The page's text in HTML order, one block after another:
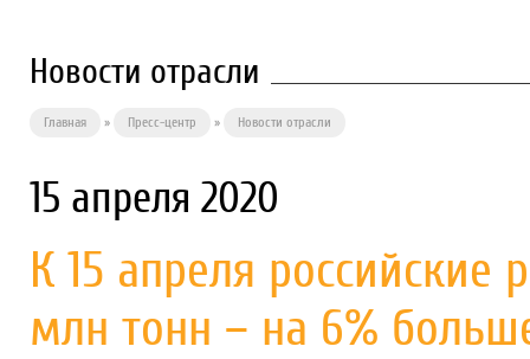
Новости отрасли
Главная » Пресс-центр » Новости отрасли
15 апреля 2020
К 15 апреля
млн тонн – на 6%